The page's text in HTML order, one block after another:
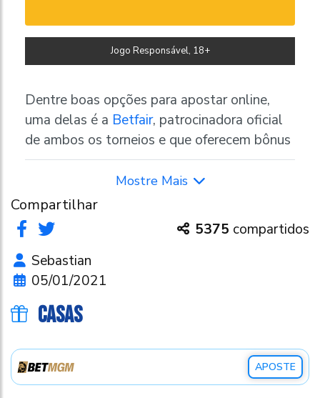
semifinal, os times pretendem dar a vida
pela vaga e quem sabe, vencer um dos
grandes na decisão.
Jogo Responsável, 18+
Dentre boas opções para apostar online,
uma delas é a Betfair, patrocinadora oficial
de ambos os torneios e que oferecem bônus
no primeiro depósito como boas-vindas.
Junto com esta casa de aposta, há também
outras ótimas alternativas:
• Betfair
• Bet365
• 1xBet
• 188bet
Compartilhar
5375 compartidos
Sebastian
05/01/2021
CASAS
APOSTE